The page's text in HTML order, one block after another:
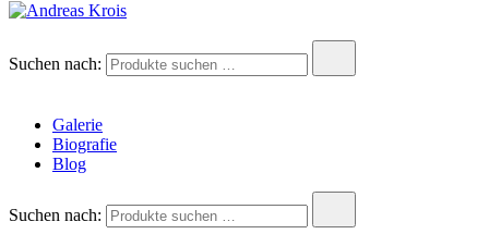
Suchen nach:
Galerie
Biografie
Blog
Suchen nach: